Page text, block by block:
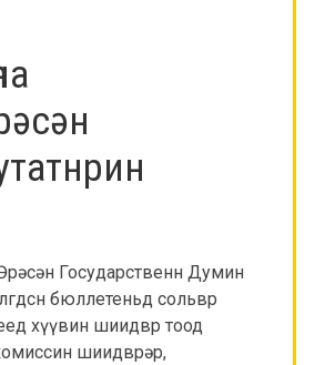
Государственн Думин
бюллетеньд сольвр
хүүвин шиидвр тоод
шиидврәр,